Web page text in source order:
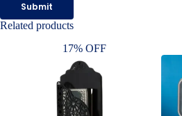
Submit
Related products
17% OFF